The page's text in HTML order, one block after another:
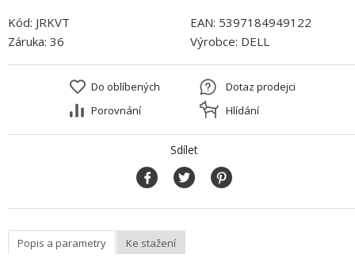
Kód: JRKVT EAN: 5397184949122
Záruka: 36 Výrobce: DELL
Do oblíbených
Porovnání
Dotaz prodejci
Hlídání
Sdílet
Popis a parametry Ke stažení